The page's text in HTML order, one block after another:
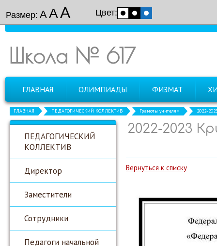
Размер: ААА Цвет:
Школа № 617
ГЛАВНАЯ ОЛИМПИАДЫ ФИЗМАТ
ГЛАВНАЯ ПЕДАГОГИЧЕСКИЙ КОЛЛЕКТИВ Грамоты учителям 2022-
ПЕДАГОГИЧЕСКИЙ
КОЛЛЕКТИВ
Директор
Заместители
Сотрудники
Педагоги начальной
2022-2023
Вернуться к списку